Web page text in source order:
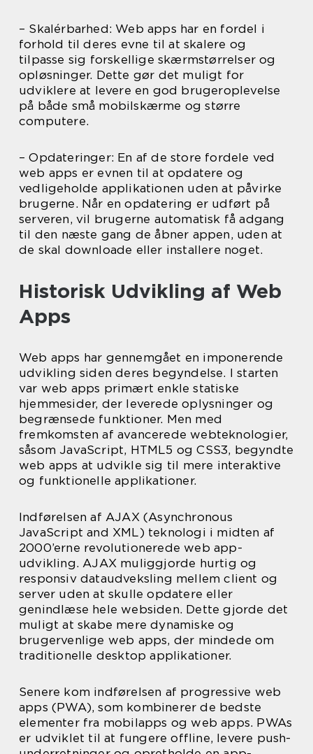
– Skalérbarhed: Web apps har en fordel i
forhold til deres evne til at skalere og
tilpasse sig forskellige skærmstørrelser og
opløsninger. Dette gør det muligt for
udviklere at levere en god brugeroplevelse
på både små mobilskærme og større
computere.
– Opdateringer: En af de store fordele ved
web apps er evnen til at opdatere og
vedligeholde applikationen uden at påvirke
brugerne. Når en opdatering er udført på
serveren, vil brugerne automatisk få adgang
til den næste gang de åbner appen, uden at
de skal downloade eller installere noget.
Historisk Udvikling af Web
Apps
Web apps har gennemgået en imponerende
udvikling siden deres begyndelse. I starten
var web apps primært enkle statiske
hjemmesider, der leverede oplysninger og
begrænsede funktioner. Men med
fremkomsten af avancerede webteknologier,
såsom JavaScript, HTML5 og CSS3, begyndte
web apps at udvikle sig til mere interaktive
og funktionelle applikationer.
Indførelsen af AJAX (Asynchronous
JavaScript and XML) teknologi i midten af
2000’erne revolutionerede web app-
udvikling. AJAX muliggjorde hurtig og
responsiv dataudveksling mellem client og
server uden at skulle opdatere eller
genindlæse hele websiden. Dette gjorde det
muligt at skabe mere dynamiske og
brugervenlige web apps, der mindede om
traditionelle desktop applikationer.
Senere kom indførelsen af progressive web
apps (PWA), som kombinerer de bedste
elementer fra mobilapps og web apps. PWAs
er udviklet til at fungere offline, levere push-